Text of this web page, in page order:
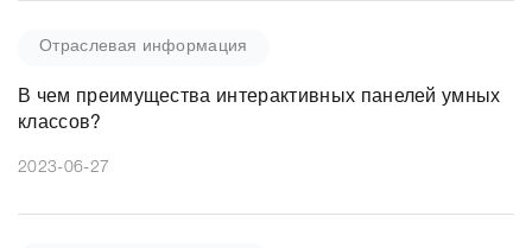
Отраслевая информация
В чем преимущества интерактивных панелей умных
классов?
2023-06-27